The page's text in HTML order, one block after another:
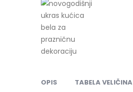
OPIS TABELA VELIČINA